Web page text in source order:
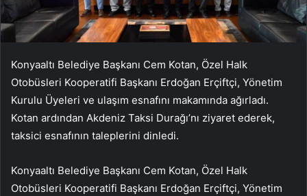
Konyaaltı Belediye Başkanı Cem Kotan, Özel Halk
Otobüsleri Kooperatifi Başkanı Erdoğan Erçiftçi, Yönetim
Kurulu Üyeleri ve ulaşım esnafını makamında ağırladı.
Kotan ardından Akdeniz Taksi Durağı’nı ziyaret ederek,
taksici esnafının taleplerini dinledi.
Konyaaltı Belediye Başkanı Cem Kotan, Özel Halk
Otobüsleri Kooperatifi Başkanı Erdoğan Erçiftçi, Yönetim